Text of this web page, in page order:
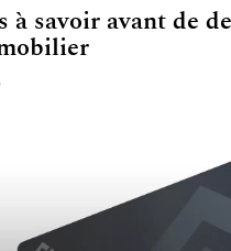
à savoir avant de